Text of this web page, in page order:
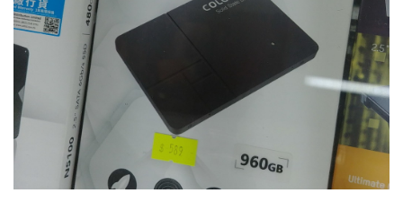
IT Times
生成式AI與雲端應用
Enterprise Digital Transformation
特集